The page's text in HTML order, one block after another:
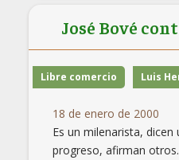
José Bové
Libre comercio Luis
18 de enero de 2000
Es un milenarista, dicen
progreso, afirman